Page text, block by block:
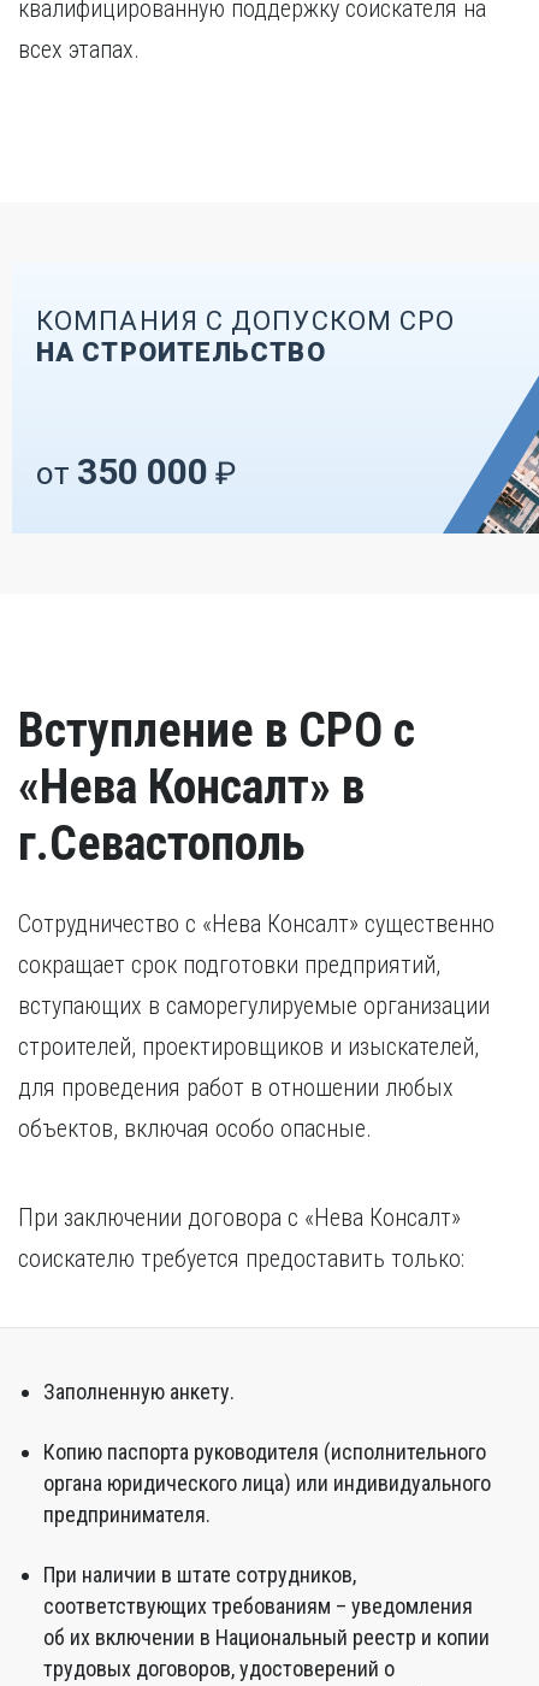
квалифицированную поддержку соискателя на
всех этапах.
КОМПАНИЯ С ДОПУСКОМ СРО
НА СТРОИТЕЛЬСТВО
от 350 000 ₽
Вступление в СРО с
«Нева Консалт» в
г.Севастополь
Сотрудничество с «Нева Консалт» существенно
сокращает срок подготовки предприятий,
вступающих в саморегулируемые организации
строителей, проектировщиков и изыскателей,
для проведения работ в отношении любых
объектов, включая особо опасные.
При заключении договора с «Нева Консалт»
соискателю требуется предоставить только:
Заполненную анкету.
Копию паспорта руководителя (исполнительного
органа юридического лица) или индивидуального
предпринимателя.
При наличии в штате сотрудников,
соответствующих требованиям – уведомления
об их включении в Национальный реестр и копии
трудовых договоров, удостоверений о